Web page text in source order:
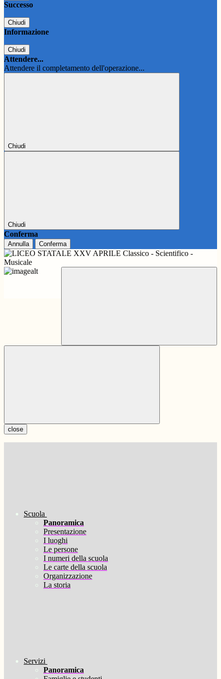
Successo
Chiudi
Informazione
Chiudi
Attendere...
Attendere il completamento dell'operazione...
Chiudi
Chiudi
Conferma
Annulla Conferma
close
Scuola
Panoramica
Presentazione
I luoghi
Le persone
I numeri della scuola
Le carte della scuola
Organizzazione
La storia
Servizi
Panoramica